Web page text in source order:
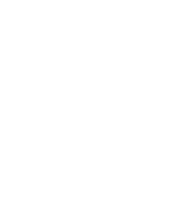
De top 5
Nummer 5:
instanties. Als
Cijfers: in